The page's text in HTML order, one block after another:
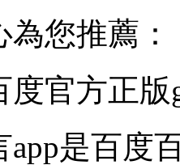
您推薦：
度官方正
app是百度